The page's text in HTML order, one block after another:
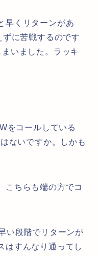
早くリターンがあ
に苦戦するのです
いました。ラッキ
をコールしている
ないですか。しかも
こちらも端の方でコ
い段階でリターンが
はすんなり通ってし